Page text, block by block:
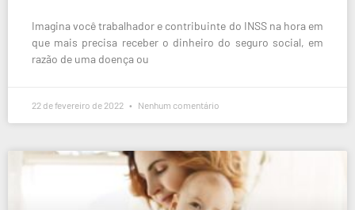
Imagina você trabalhador e contribuinte do INSS na hora em
que mais precisa receber o dinheiro do seguro social, em
razão de uma doença ou
22 de fevereiro de 2022 Nenhum comentário